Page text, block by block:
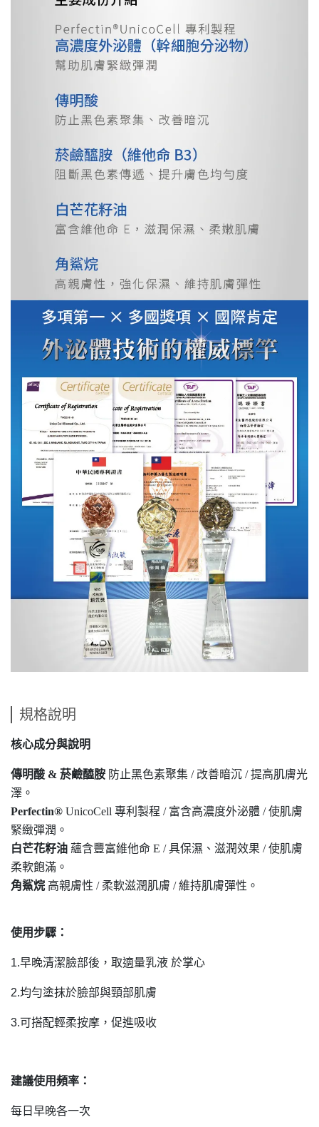
規格說明
核心成分與說明
傳明酸 & 菸鹼醯胺 防止黑色素聚集 / 改善暗沉 / 提高肌膚光
澤。
Perfectin® UnicoCell 專利製程 / 富含高濃度外泌體 / 使肌膚
緊緻彈潤。
白芒花籽油 蘊含豐富維他命 E / 具保濕、滋潤效果 / 使肌膚
柔軟飽滿。
角鯊烷 高親膚性 / 柔軟滋潤肌膚 / 維持肌膚彈性。
使用步驟：
1.早晚清潔臉部後，取適量乳液 於掌心
2.均勻塗抹於臉部與頸部肌膚
3.可搭配輕柔按摩，促進吸收
建議使用頻率：
每日早晚各一次